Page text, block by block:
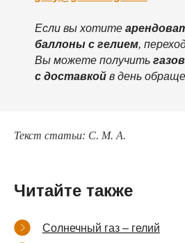
Если вы хотите
баллоны с гелием,
Вы можете получить
с доставкой в день
Текст статьи: С. М. А.
Читайте также
Солнечный газ – гелий